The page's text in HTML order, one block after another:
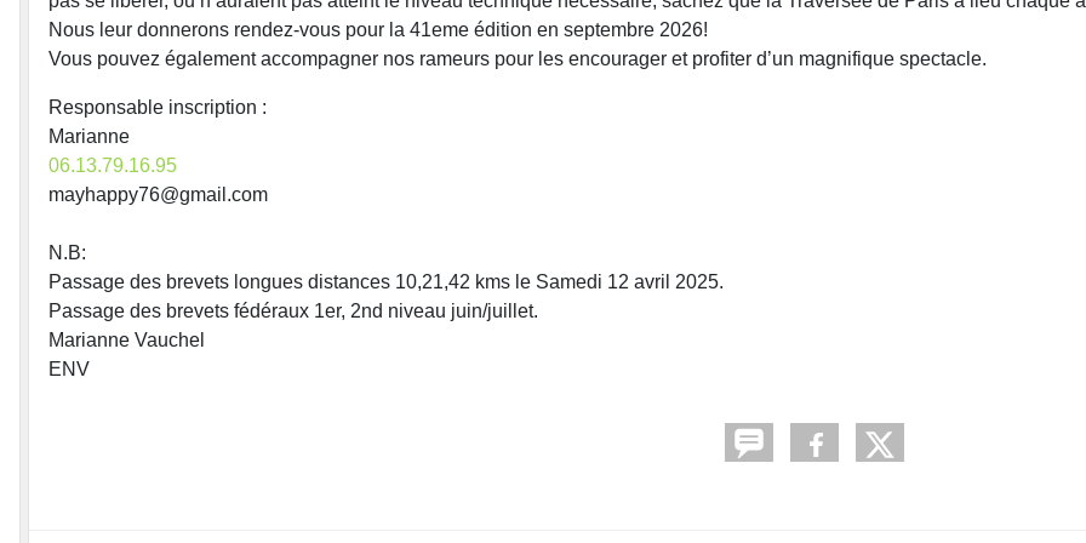
Nous leur donnerons rendez-vous pour la 41eme édition en septembre 2026!
Vous pouvez également accompagner nos rameurs pour les encourager et profiter d’un magnifique spectacle.
Responsable inscription :
Marianne
06.13.79.16.95
mayhappy76@gmail.com
N.B:
Passage des brevets longues distances 10,21,42 kms le Samedi 12 avril 2025.
Passage des brevets fédéraux 1er, 2nd niveau juin/juillet.
Marianne Vauchel
ENV